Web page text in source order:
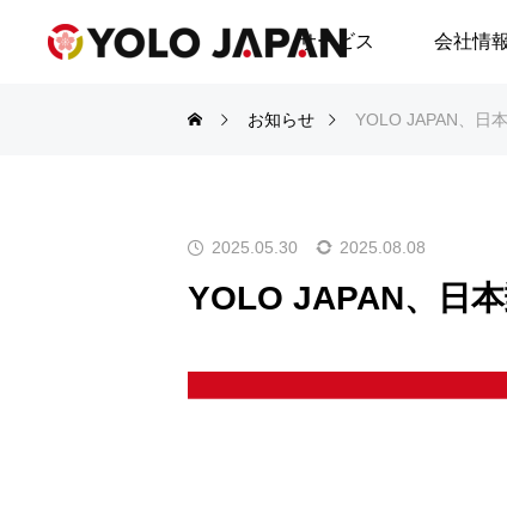
サービス 会社情報
お知らせ YOLO JAPAN、日
2025.05.30 2025.08.08
YOLO JAPAN、日